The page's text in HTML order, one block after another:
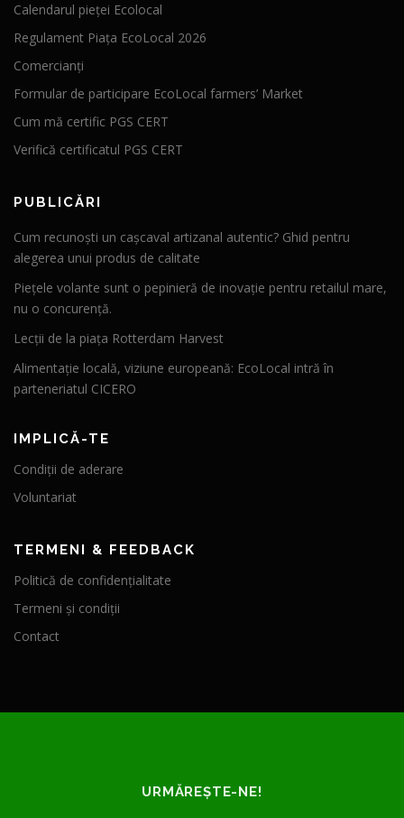
Calendarul pieței Ecolocal
Regulament Piața EcoLocal 2026
Comercianți
Formular de participare EcoLocal farmers’ Market
Cum mă certific PGS CERT
Verifică certificatul PGS CERT
PUBLICĂRI
Cum recunoști un cașcaval artizanal autentic? Ghid pentru
alegerea unui produs de calitate
Piețele volante sunt o pepinieră de inovație pentru retailul mare,
nu o concurență.
Lecții de la piața Rotterdam Harvest
Alimentație locală, viziune europeană: EcoLocal intră în
parteneriatul CICERO
IMPLICĂ-TE
Condiții de aderare
Voluntariat
TERMENI & FEEDBACK
Politică de confidențialitate
Termeni și condiții
Contact
URMĂREȘTE-NE!